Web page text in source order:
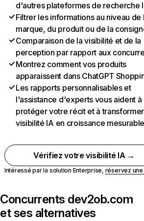
d'autres plateformes de recherche
Filtrer les informations au niveau de
marque, du produit ou de la
Comparaison de la visibilité et de la
perception par rapport aux
Montrez comment vos produits
apparaissent dans ChatGPT
Les rapports personnalisables et
l'assistance d'experts vous aident à
protéger votre récit et à
visibilité IA en croissance
Vérifiez votre visibilité IA →
Intéressé par la solution Enterprise, réservez
Concurrents dev2ob.com
et ses alternatives